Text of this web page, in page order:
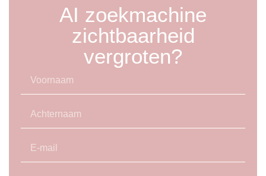
AI zoekmachine
zichtbaarheid
vergroten?